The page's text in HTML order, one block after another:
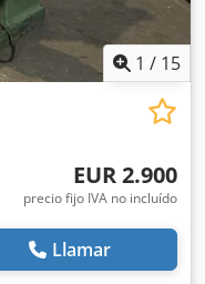
1 / 15
EUR 2.900
precio fijo IVA no incluído
Llamar